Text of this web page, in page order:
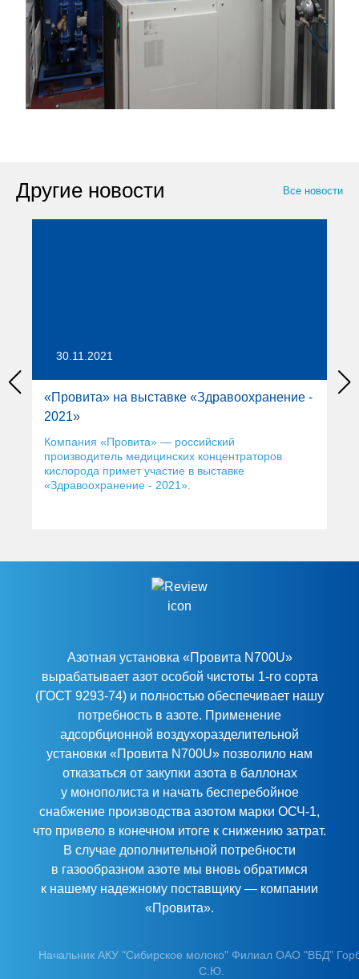
Другие новости Все новости
30.11.2021
«Провита» на выставке «Здравоохранение -
2021»
Компания «Провита» — российский
производитель медицинских концентраторов
кислорода примет участие в выставке
«Здравоохранение - 2021».
Азотная установка «Провита N700U»
вырабатывает азот особой чистоты 1-го сорта
(ГОСТ 9293-74) и полностью обеспечивает нашу
потребность в азоте. Применение
адсорбционной воздухоразделительной
установки «Провита N700U» позволило нам
отказаться от закупки азота в баллонах
у монополиста и начать бесперебойное
снабжение производства азотом марки ОСЧ-1,
что привело в конечном итоге к снижению затрат.
В случае дополнительной потребности
в газообразном азоте мы вновь обратимся
к нашему надежному поставщику — компании
«Провита».
Начальник АКУ "Сибирское молоко" Филиал ОАО "ВБД"
С.Ю.